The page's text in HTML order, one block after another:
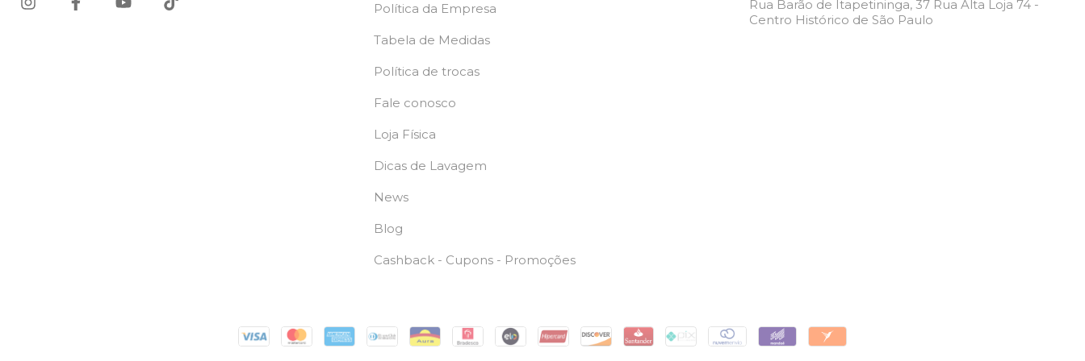
Política da Empresa
Tabela de Medidas
Política de trocas
Fale conosco
Loja Física
Dicas de Lavagem
News
Blog
Cashback - Cupons - Promoções
Rua Barão de Itapetininga, 37 Rua Alta Loja 74 -
Centro Histórico de São Paulo